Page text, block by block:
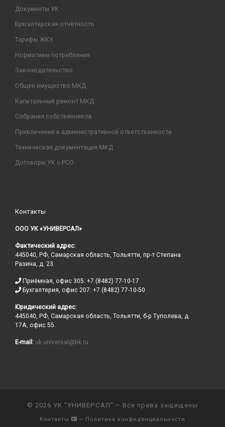
Документы УК
Бухгалтерская отчётность
Тарифы ЖКУ
Нормативы потребления
Законодательство
Общее имущество МКД
Капитальный ремонт МКД
Собрания собственников
Привлечение к административной ответственности
Техническая документация МКД
Договоры УК с РСО
Контакты
ООО УК «УНИВЕРСАЛ»
Фактический адрес:
445040, РФ, Самарская область, Тольятти, пр-т Степана
Разина, д. 23.
Приёмная, офис 305: +7 (8482) 77-10-17
Бухгалтерия, офис 207: +7 (8482) 77-10-50
Юридический адрес:
445040, РФ, Самарская область, Тольятти, б-р Туполева, д.
17А, офис 55.
E-mail: uk.universal@bk.ru
© 2026 УК "УНИВЕРСАЛ" – Все права защищены
Контакты – Политика конфиденциальности